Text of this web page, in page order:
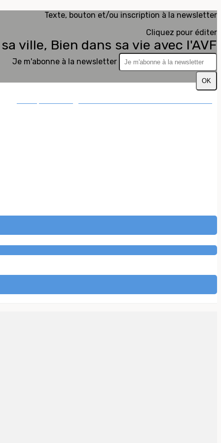
Texte, bouton et/ou inscription à la newsletter
Cliquez pour éditer
ville, Bien dans sa vie avec l'AVF
Je m'abonne à la newsletter
OK